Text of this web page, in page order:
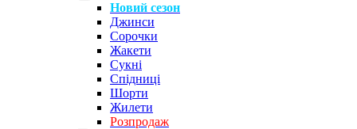
Новий сезон
Джинси
Сорочки
Жакети
Сукні
Спідниці
Шорти
Жилети
Розпродаж